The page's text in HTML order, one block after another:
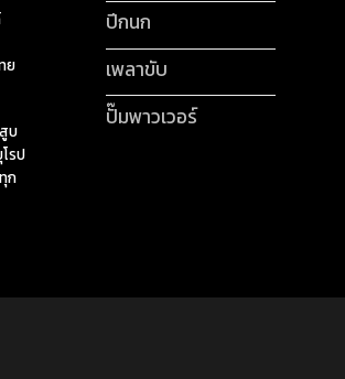
ย
บ
รป
ก
ปีกนก
เพลาขับ
ปั๊มพาวเวอร์